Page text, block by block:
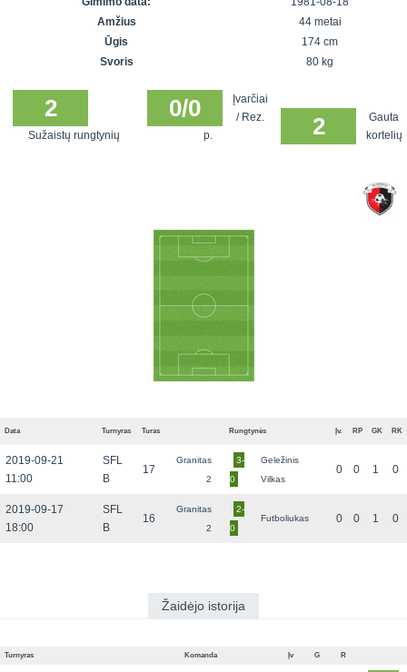
SFL rudens
Snaigės taurė
čempionatas
Vilnius
Amžius
44 metai
Ūgis
174 cm
Svoris
80 kg
2
Sužaistų rungtynių
0/0
Įvarčiai
/ Rez.
p.
2
Gauta
kortelių
Data Turnyras Turas Rungtynės Įv. RP GK RK
2019-09-21
11:00
SFL
B
17
Granitas
2
3-
0
Geležinis
Vilkas
0 0 1 0
2019-09-17
18:00
SFL
B
16
Granitas
2
2-
0
Futboliukas 0 0 1 0
Žaidėjo istorija
Turnyras Komanda Įv G R